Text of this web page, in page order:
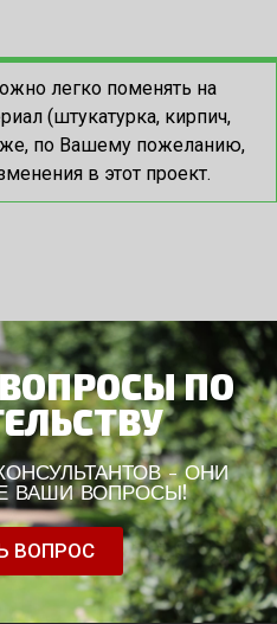
легко поменять на
(штукатурка, кирпич,
по Вашему пожеланию,
в этот проект.
ПО
- ОНИ
ВАШИ ВОПРОСЫ!
ВОПРОС